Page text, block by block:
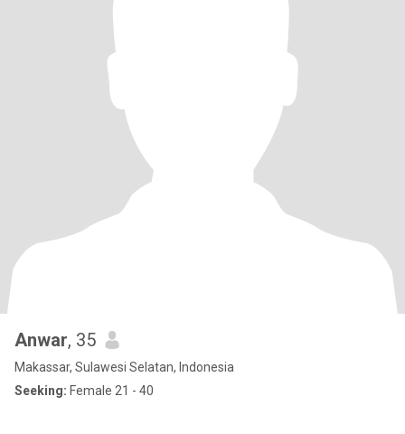
Anwar, 35
Makassar, Sulawesi Selatan, Indonesia
Seeking: Female 21 - 40